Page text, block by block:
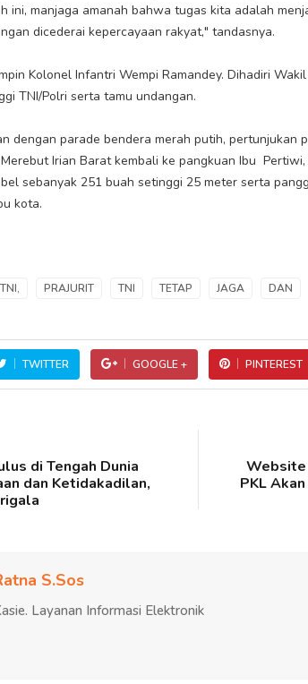
ini, manjaga amanah bahwa tugas kita adalah
dicederai kepercayaan rakyat," tandasnya.
Kolonel Infantri Wempi Ramandey. Dihadiri
TNI/Polri serta tamu undangan.
dengan parade bendera merah putih, pertunjukan
Irian Barat kembali ke pangkuan Ibu
sebanyak 251 buah setinggi 25 meter serta
kota.
TNI, PRAJURIT TNI TETAP JAGA DAN
TWITTER GOOGLE + PINTEREST
di Tengah Dunia
dan Ketidakadilan,
Website
PKL
S.Sos
Layanan Informasi Elektronik